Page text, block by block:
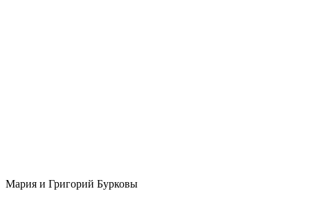
Мария и Григорий Бурковы